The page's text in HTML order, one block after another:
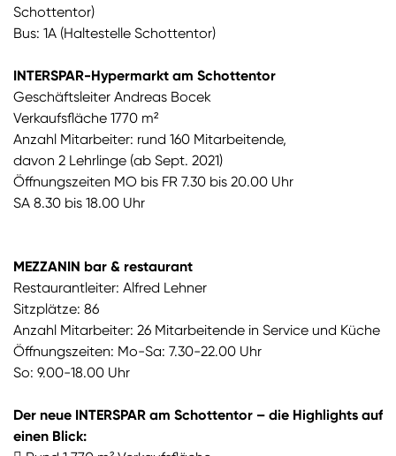
Schottentor)
Bus: 1A (Haltestelle Schottentor)
INTERSPAR-Hypermarkt am Schottentor
Geschäftsleiter Andreas Bocek
Verkaufsfläche 1770 m²
Anzahl Mitarbeiter: rund 160 Mitarbeitende,
davon 2 Lehrlinge (ab Sept. 2021)
Öffnungszeiten MO bis FR 7.30 bis 20.00 Uhr
SA 8.30 bis 18.00 Uhr
MEZZANIN bar & restaurant
Restaurantleiter: Alfred Lehner
Sitzplätze: 86
Anzahl Mitarbeiter: 26 Mitarbeitende in Service und Küche
Öffnungszeiten: Mo-Sa: 7.30-22.00 Uhr
So: 9.00-18.00 Uhr
Der neue INTERSPAR am Schottentor – die Highlights auf
einen Blick: